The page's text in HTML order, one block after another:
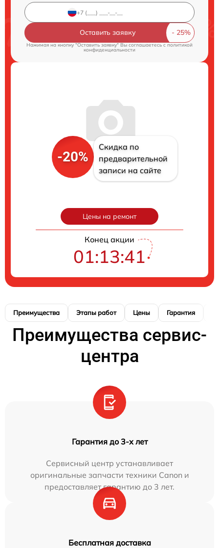
Оставить заявку
Нажимая на кнопку "Оставить заявку" Вы соглашаетесь cполитикой
конфиденциальности
-20%
Скидка по
предварительной
записи на сайте
Цены на ремонт
Конец акции
01:13:41
Преимущества Этапы работ Цены Гарантия
Преимущества сервис-
центра
Гарантия до 3-х лет
Сервисный центр устанавливает
оригинальные запчасти техники Canon и
предоставляет гарантию до 3 лет.
Бесплатная доставка